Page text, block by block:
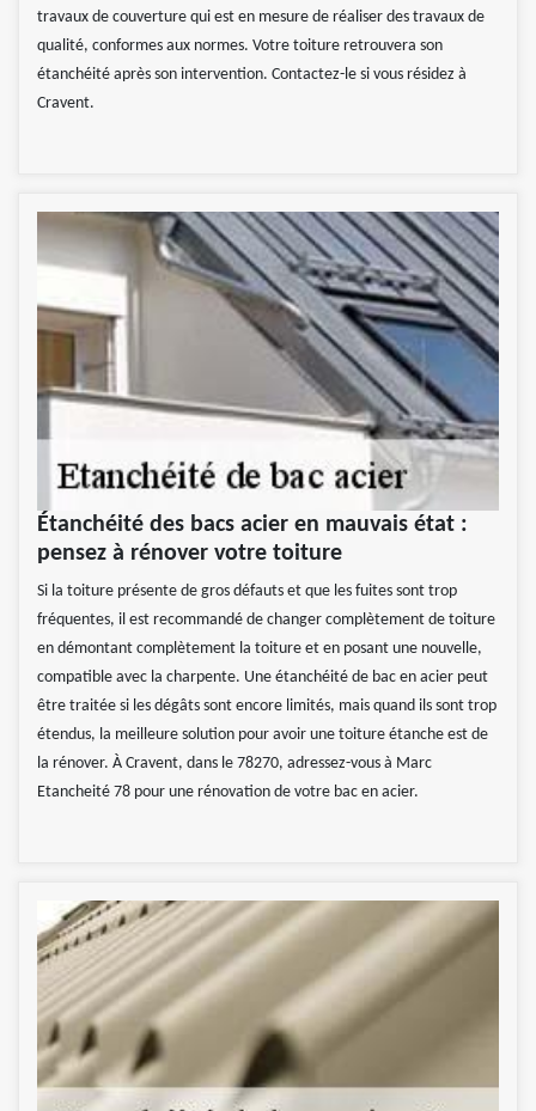
travaux de couverture qui est en mesure de réaliser des travaux de
qualité, conformes aux normes. Votre toiture retrouvera son
étanchéité après son intervention. Contactez-le si vous résidez à
Cravent.
Étanchéité des bacs acier en mauvais état :
pensez à rénover votre toiture
Si la toiture présente de gros défauts et que les fuites sont trop
fréquentes, il est recommandé de changer complètement de toiture
en démontant complètement la toiture et en posant une nouvelle,
compatible avec la charpente. Une étanchéité de bac en acier peut
être traitée si les dégâts sont encore limités, mais quand ils sont trop
étendus, la meilleure solution pour avoir une toiture étanche est de
la rénover. À Cravent, dans le 78270, adressez-vous à Marc
Etancheité 78 pour une rénovation de votre bac en acier.